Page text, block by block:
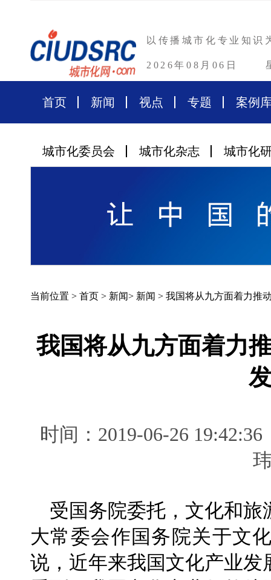
以传播城市化专业知识
2026年08月06日
首页 新闻 视点 专题 案例
城市化委员会 城市化杂志 城市化
当前位置 > 首页 > 新闻> 新闻 > 我国将从九方面着力推
我国将从九方面着力
时间：2019-06-26
受国务院委托，文化和旅
大常委会作国务院关于文
说，近年来我国文化产业